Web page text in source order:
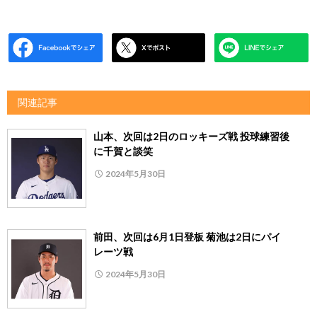
関連記事
山本、次回は2日のロッキーズ戦 投球練習後
に千賀と談笑
2024年5月30日
前田、次回は6月1日登板 菊池は2日にパイ
レーツ戦
2024年5月30日